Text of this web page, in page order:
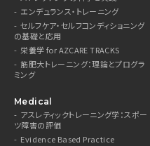
エンデュランス・トレーニング
セルフケア・セルフコンディショニング
の基礎と応用
栄養学 for AZCARE TRACKS
筋肥大トレーニング：理論とプログラ
ミング
Medical
アスレティックトレーニング学：スポー
ツ障害の評価
Evidence Based Practice